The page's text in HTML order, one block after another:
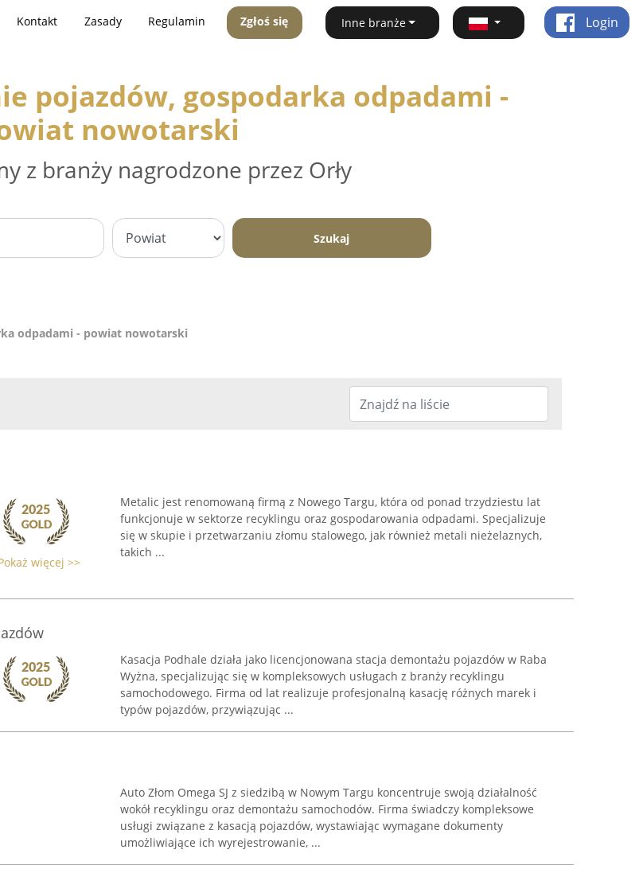
Kontakt Zasady Regulamin Zgłoś się Inne branże Login
pojazdów, gospodarka odpadami -
nowotarski
z branży nagrodzone przez Orły
Szukaj
odpadami - powiat nowotarski
więcej >>
Metalic jest renomowaną firmą z Nowego Targu, która od ponad trzydziestu lat
funkcjonuje w sektorze recyklingu oraz gospodarowania odpadami. Specjalizuje
się w skupie i przetwarzaniu złomu stalowego, jak również metali nieżelaznych,
takich ...
Kasacja Podhale działa jako licencjonowana stacja demontażu pojazdów w Raba
Wyżna, specjalizując się w kompleksowych usługach z branży recyklingu
samochodowego. Firma od lat realizuje profesjonalną kasację różnych marek i
typów pojazdów, przywiązując ...
Auto Złom Omega SJ z siedzibą w Nowym Targu koncentruje swoją działalność
wokół recyklingu oraz demontażu samochodów. Firma świadczy kompleksowe
usługi związane z kasacją pojazdów, wystawiając wymagane dokumenty
umożliwiające ich wyrejestrowanie, ...